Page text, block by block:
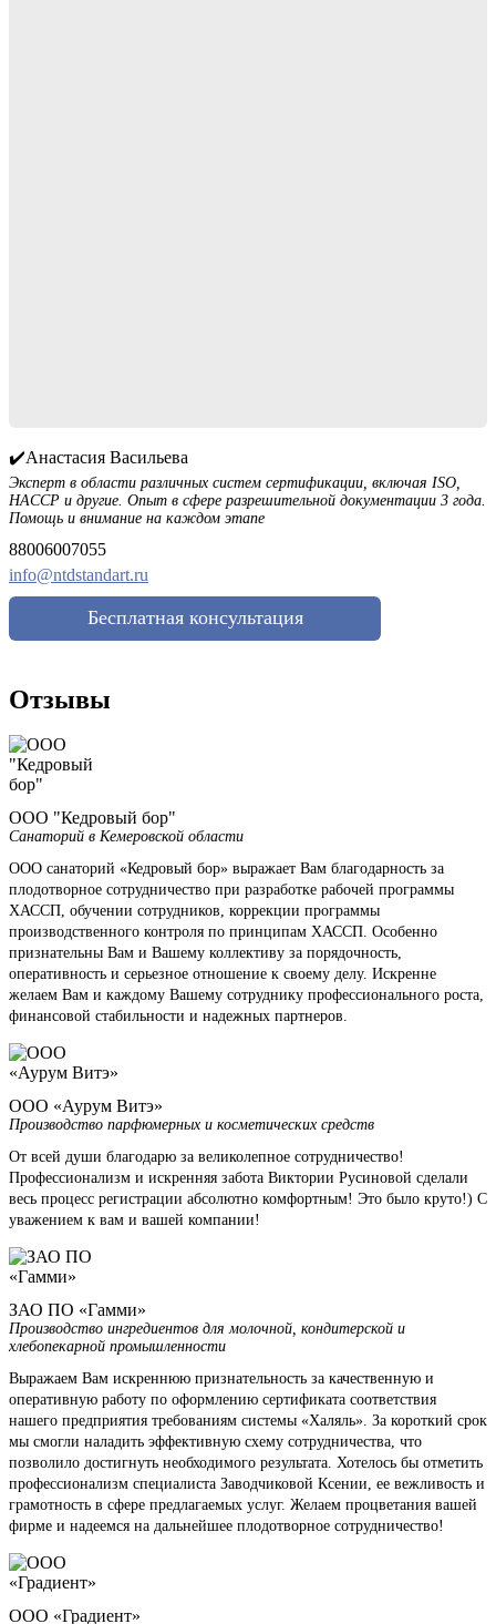
✔️Анастасия Васильева
Эксперт в области различных систем сертификации, включая ISO,
HACCP и другие. Опыт в сфере разрешительной документации 3 года.
Помощь и внимание на каждом этапе
88006007055
info@ntdstandart.ru
Бесплатная консультация
Отзывы
ООО "Кедровый бор"
Санаторий в Кемеровской области
ООО санаторий «Кедровый бор» выражает Вам благодарность за
плодотворное сотрудничество при разработке рабочей программы
ХАССП, обучении сотрудников, коррекции программы
производственного контроля по принципам ХАССП. Особенно
признательны Вам и Вашему коллективу за порядочность,
оперативность и серьезное отношение к своему делу. Искренне
желаем Вам и каждому Вашему сотруднику профессионального роста,
финансовой стабильности и надежных партнеров.
ООО «Аурум Витэ»
Производство парфюмерных и косметических средств
От всей души благодарю за великолепное сотрудничество!
Профессионализм и искренняя забота Виктории Русиновой сделали
весь процесс регистрации абсолютно комфортным! Это было круто!) С
уважением к вам и вашей компании!
ЗАО ПО «Гамми»
Производство ингредиентов для молочной, кондитерской и
хлебопекарной промышленности
Выражаем Вам искреннюю признательность за качественную и
оперативную работу по оформлению сертификата соответствия
нашего предприятия требованиям системы «Халяль». За короткий срок
мы смогли наладить эффективную схему сотрудничества, что
позволило достигнуть необходимого результата. Хотелось бы отметить
профессионализм специалиста Заводчиковой Ксении, ее вежливость и
грамотность в сфере предлагаемых услуг. Желаем процветания вашей
фирме и надеемся на дальнейшее плодотворное сотрудничество!
ООО «Градиент»